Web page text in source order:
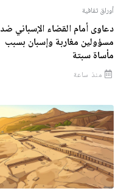
أوراق ثقافية
دعاوى أمام القضاء الإسباني ضد
مسؤولين مغاربة وإسبان بسبب
مأساة سبتة
منذ ساعة